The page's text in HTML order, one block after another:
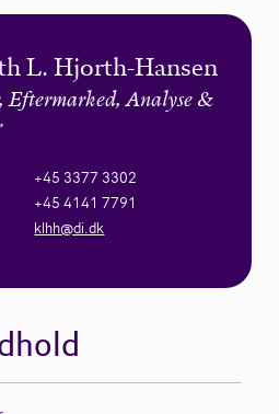
L. Hjorth-Hansen
Eftermarked, Analyse &
+45 3377 3302
+45 4141 7791
klhh@di.dk